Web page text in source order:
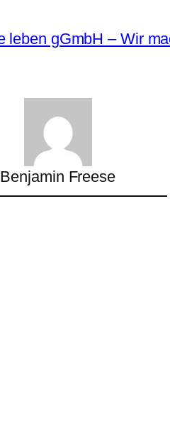
Benjamin Freese